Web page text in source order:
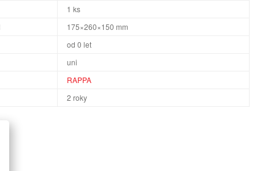
1 ks
175×260×150 mm
od 0 let
uni
RAPPA
2 roky